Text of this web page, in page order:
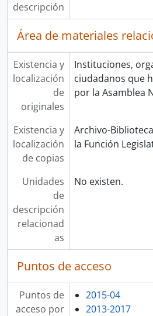
descripción
Área de materiales
Existencia y
localización
de
originales
Instituciones,
ciudadanos que
por la Asamblea
Existencia y
localización
de copias
Archivo-
la Función
Unidades
de
descripción
relacionad
as
No existen.
Puntos de acceso
Puntos de
acceso por
2015-04
2013-2017